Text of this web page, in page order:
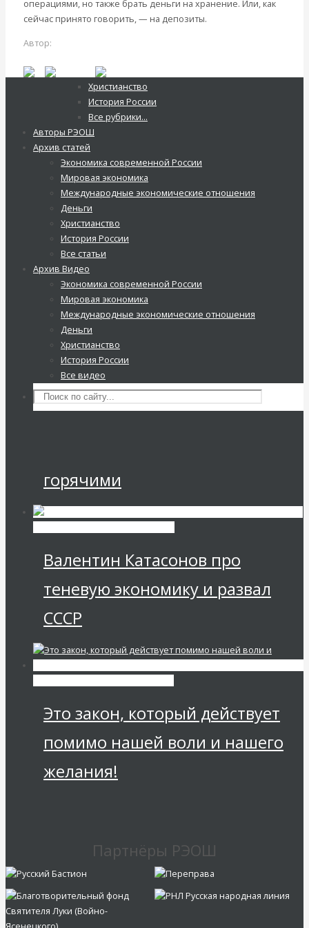
Современные книги
Экономика современной России
Деньги
Христианство
История России
Все рубрики…
Авторы РЭОШ
Архив статей
Экономика современной России
Мировая экономика
Международные экономические отношения
Деньги
Христианство
История России
Все статьи
Архив Видео
Экономика современной России
Мировая экономика
Международные экономические отношения
Деньги
Христианство
История России
Все видео
операциями, но также брать деньги на хранение. Или, как
сейчас принято говорить, — на депозиты.
Автор:
Место продажи книг председателя РЭОШ Валентина Катасонова
Видео
Экономика современной России
Угроза национальной
безопасности России.
Преступные законы о крипте
Это всё приведёт страну к
катастрофе
горячими
Валентин Катасонов про
теневую экономику и развал
СССР
Это закон, который действует
помимо нашей воли и нашего
желания!
Партнёры РЭОШ